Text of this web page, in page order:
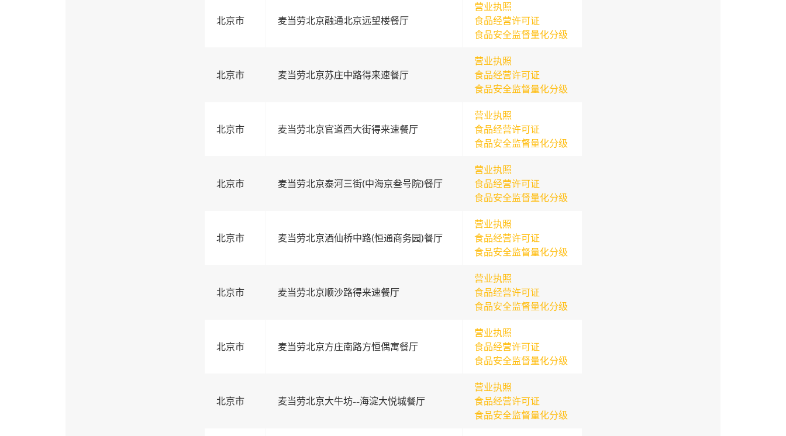
北京市 麦当劳北京融通北京远望楼餐厅
营业执照
食品经营许可证
食品安全监督量化分级
北京市 麦当劳北京苏庄中路得来速餐厅
营业执照
食品经营许可证
食品安全监督量化分级
北京市 麦当劳北京官道西大街得来速餐厅
营业执照
食品经营许可证
食品安全监督量化分级
北京市 麦当劳北京泰河三街(中海京叁号院)餐厅
营业执照
食品经营许可证
食品安全监督量化分级
北京市 麦当劳北京酒仙桥中路(恒通商务园)餐厅
营业执照
食品经营许可证
食品安全监督量化分级
北京市 麦当劳北京顺沙路得来速餐厅
营业执照
食品经营许可证
食品安全监督量化分级
北京市 麦当劳北京方庄南路方恒偶寓餐厅
营业执照
食品经营许可证
食品安全监督量化分级
北京市 麦当劳北京大牛坊--海淀大悦城餐厅
营业执照
食品经营许可证
食品安全监督量化分级